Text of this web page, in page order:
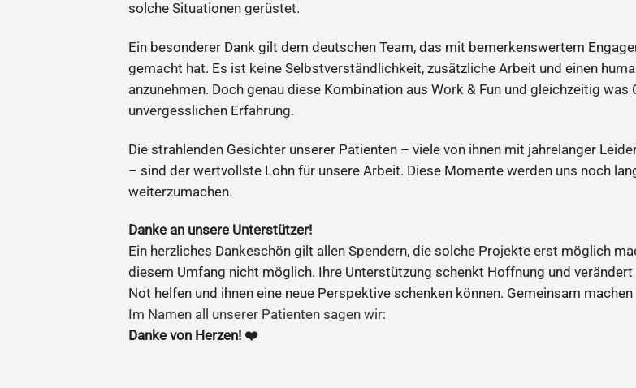
solche Situationen gerüstet.
Ein besonderer Dank gilt dem deutschen Team, das mit bemerkenswertem
gemacht hat. Es ist keine Selbstverständlichkeit, zusätzliche Arbeit und einen
anzunehmen. Doch genau diese Kombination aus Work & Fun und gleichzeitig
unvergesslichen Erfahrung.
Die strahlenden Gesichter unserer Patienten – viele von ihnen mit jahrelanger
– sind der wertvollste Lohn für unsere Arbeit. Diese Momente werden uns noch
weiterzumachen.
Danke an unsere Unterstützer!
Ein herzliches Dankeschön gilt allen Spendern, die solche Projekte erst möglich
diesem Umfang nicht möglich. Ihre Unterstützung schenkt Hoffnung und
Not helfen und ihnen eine neue Perspektive schenken können. Gemeinsam
Im Namen all unserer Patienten sagen wir:
Danke von Herzen! ❤️